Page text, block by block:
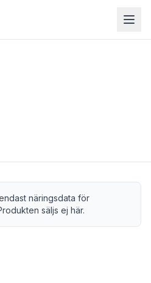
näringsdata för
säljs ej här.